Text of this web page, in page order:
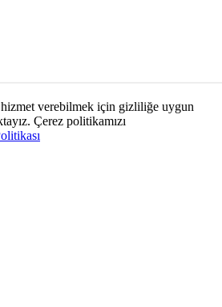
verebilmek için gizliliğe uygun
Çerez politikamızı